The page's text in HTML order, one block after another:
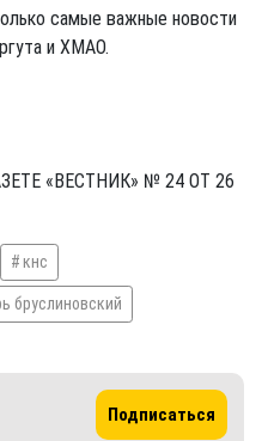
самые важные новости
и ХМАО.
«ВЕСТНИК» № 24 ОТ 26
кнс
бруслиновский
Подписаться